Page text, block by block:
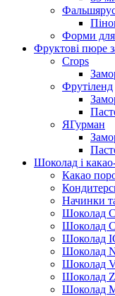
Форми
Фруктові пюре
Crops
Фрутіленд
ЯГурман
Шоколад і
Какао
Начинки
Шоколад
Шоколад
Шоколад
Шоколад
Шоколад
Шоколад
Шоколад